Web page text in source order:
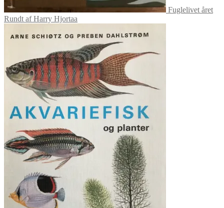
Fuglelivet året
Rundt af Harry Hjortaa